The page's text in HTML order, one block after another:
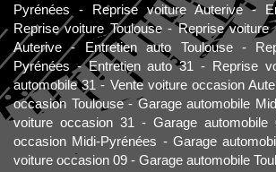
Pyrénées
Reprise voiture Auterive
Reprise voiture Toulouse
Reprise voiture
Auterive
Entretien auto Toulouse
Pyrénées
Entretien auto 31 Reprise
automobile 31
Vente voiture occasion
occasion Toulouse
Garage automobile
voiture occasion 31
Garage automobile
occasion Midi-Pyrénées
Garage
voiture occasion 09
Garage automobile